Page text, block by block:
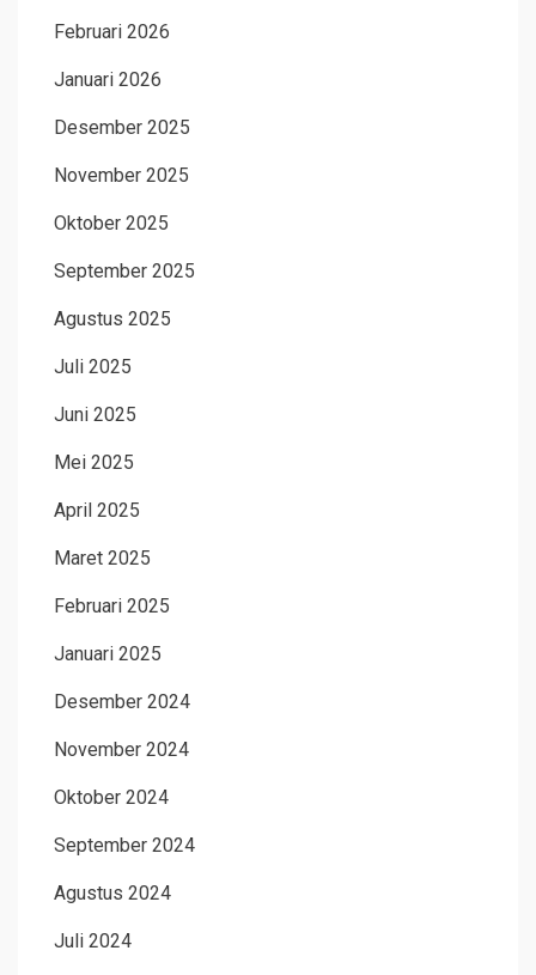
Februari 2026
Januari 2026
Desember 2025
November 2025
Oktober 2025
September 2025
Agustus 2025
Juli 2025
Juni 2025
Mei 2025
April 2025
Maret 2025
Februari 2025
Januari 2025
Desember 2024
November 2024
Oktober 2024
September 2024
Agustus 2024
Juli 2024